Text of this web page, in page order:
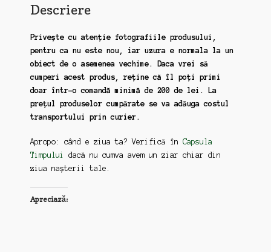
Descriere
Privește cu atenție fotografiile produsului,
pentru ca nu este nou, iar uzura e normala la un
obiect de o asemenea vechime. Daca vrei să
cumperi acest produs, reține că îl poți primi
doar într-o comandă minimă de 200 de lei. La
prețul produselor cumpărate se va adăuga costul
transportului prin curier.
Apropo: când e ziua ta? Verifică în Capsula
Timpului
dacă nu cumva avem un ziar chiar din
ziua nașterii tale.
Apreciază: